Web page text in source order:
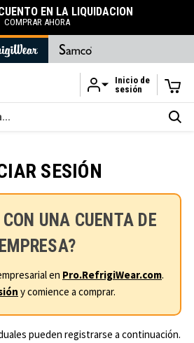
Ir al contenido principal
EN LA LIQUIDACIÓN
COMPRAR AHORA
Inicio de
sesión
SESIÓN
UNA CUENTA DE
EMPRESA?
en Pro.RefrigiWear.com.
y comience a comprar.
pueden registrarse a continuación.